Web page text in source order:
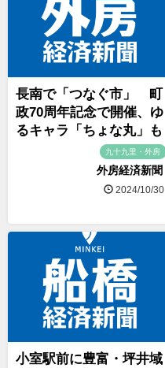
長南で「つなぐ市」 町
政70周年記念で開催、ゆ
るキャラ「ちょな丸」も
九十九里・外房
外房経済新聞
2024/10/30
小室駅前に豊富・坪井域